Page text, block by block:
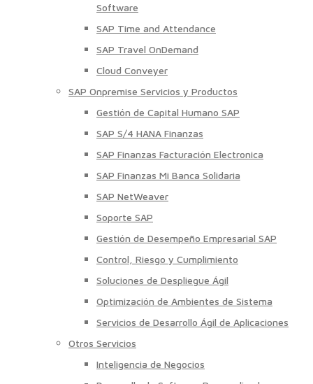
Software
SAP Time and Attendance
SAP Travel OnDemand
Cloud Conveyer
SAP Onpremise Servicios y Productos
Gestión de Capital Humano SAP
SAP S/4 HANA Finanzas
SAP Finanzas Facturación Electronica
SAP Finanzas Mi Banca Solidaria
SAP NetWeaver
Soporte SAP
Gestión de Desempeño Empresarial SAP
Control, Riesgo y Cumplimiento
Soluciones de Despliegue Ágil
Optimización de Ambientes de Sistema
Servicios de Desarrollo Ágil de Aplicaciones
Otros Servicios
Inteligencia de Negocios